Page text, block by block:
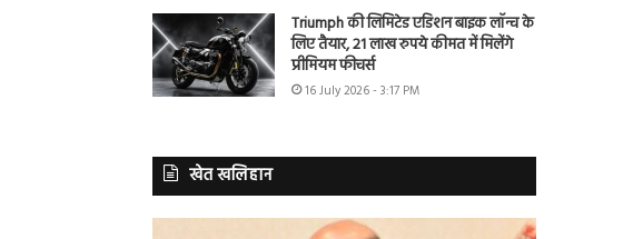
Triumph की लिमिटेड एडिशन बाइक लॉन्च के
लिए तैयार, 21 लाख रुपये कीमत में मिलेंगे
प्रीमियम फीचर्स
16 July 2026 - 3:17 PM
खेत खलिहान